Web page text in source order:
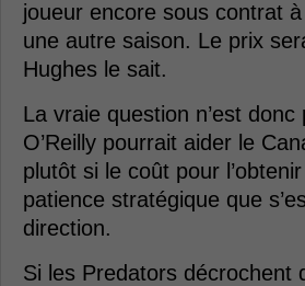
joueur encore sous contrat
une autre saison. Le prix
Hughes le sait.
La vraie question n’est
O’Reilly pourrait aider le
plutôt si le coût pour
patience stratégique que
direction.
Si les Predators décrochent